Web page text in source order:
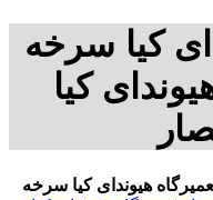
کیا سرخه
کیا
هیوندای کیا سرخه